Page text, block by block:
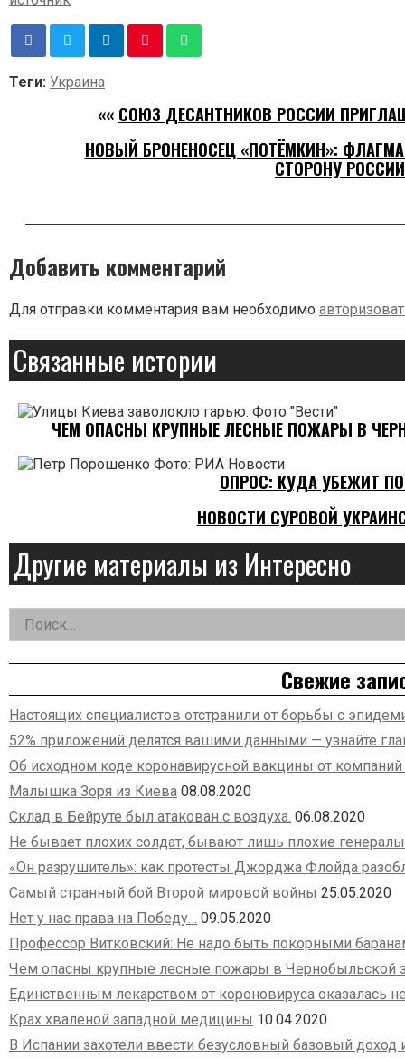
Теги: Украина
«« СОЮЗ ДЕСАНТНИКОВ РОССИИ
НОВЫЙ БРОНЕНОСЕЦ «ПОТЁМКИН»:
СТОРОНУ РОССИИ
Добавить комментарий
Для отправки комментария вам необходимо
Связанные истории
ЧЕМ ОПАСНЫ КРУПНЫЕ ЛЕСНЫЕ ПОЖАРЫ В
ОПРОС: КУДА УБЕЖИТ
НОВОСТИ СУРОВОЙ
Другие материалы из Интересно
Дополнительная
Найти:
Свежие
Настоящих специалистов отстранили от борьбы с
52% приложений делятся вашими данными — узнайте
Об исходном коде коронавирусной вакцины от
Малышка Зоря из Киева 08.08.2020
Склад в Бейруте был атакован с воздуха. 06.08.2020
Не бывает плохих солдат, бывают лишь плохие
«Он разрушитель»: как протесты Джорджа Флойда
Самый странный бой Второй мировой войны 25.05.2020
Нет у нас права на Победу… 09.05.2020
Профессор Витковский: Не надо быть покорными
Чем опасны крупные лесные пожары в Чернобыльской
Единственным лекарством от короновируса оказалась
Крах хваленой западной медицины 10.04.2020
В Испании захотели ввести безусловный базовый доход